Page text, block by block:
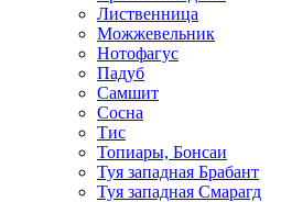
Лиственница
Можжевельник
Нотофагус
Падуб
Самшит
Сосна
Тис
Топиары, Бонсаи
Туя западная Брабант
Туя западная Смарагд